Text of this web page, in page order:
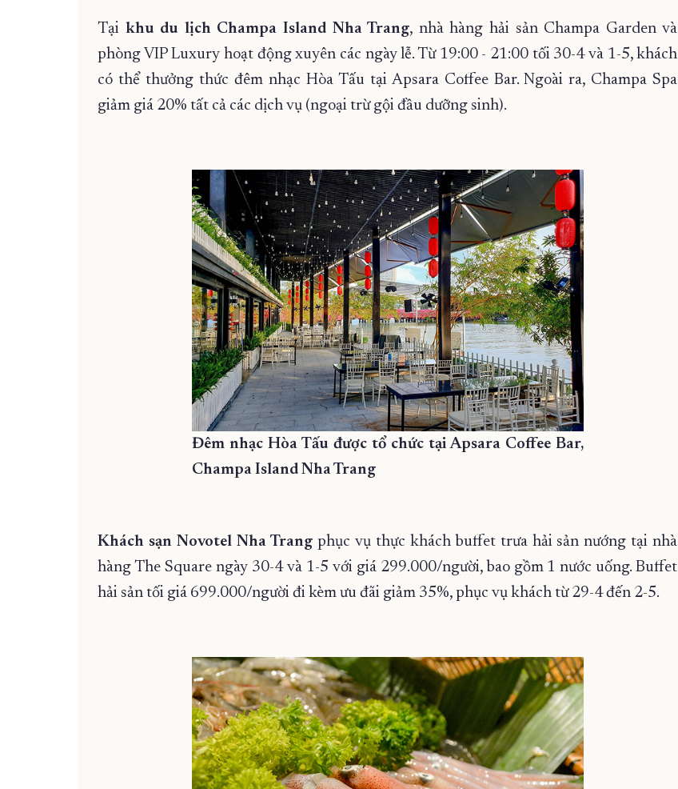
Tại khu du lịch Champa Island Nha Trang, nhà hàng hải sản Champa Garden và
phòng VIP Luxury hoạt động xuyên các ngày lễ. Từ 19:00 - 21:00 tối 30-4 và 1-5, khách
có thể thưởng thức đêm nhạc Hòa Tấu tại Apsara Coffee Bar. Ngoài ra, Champa Spa
giảm giá 20% tất cả các dịch vụ (ngoại trừ gội đầu dưỡng sinh).
Đêm nhạc Hòa Tấu được tổ chức tại Apsara Coffee Bar,
Champa Island Nha Trang
Khách sạn Novotel Nha Trangphục vụ thực khách buffet trưa hải sản nướng tại nhà
hàng The Square ngày 30-4 và 1-5 với giá 299.000/người, bao gồm 1 nước uống. Buffet
hải sản tối giá 699.000/người đi kèm ưu đãi giảm 35%, phục vụ khách từ 29-4 đến 2-5.